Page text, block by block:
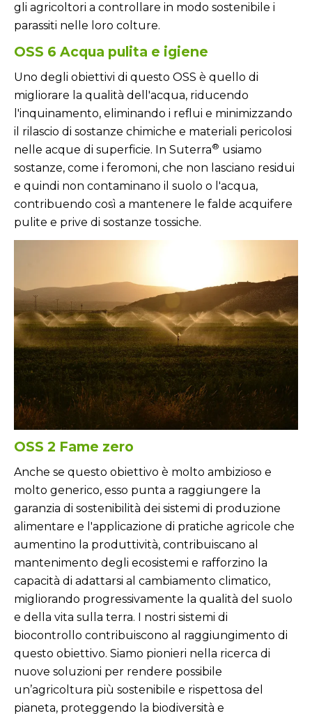
gli agricoltori a controllare in modo sostenibile i
parassiti nelle loro colture.
OSS 6 Acqua pulita e igiene
Uno degli obiettivi di questo OSS è quello di
migliorare la qualità dell'acqua, riducendo
l'inquinamento, eliminando i reflui e minimizzando
il rilascio di sostanze chimiche e materiali pericolosi
nelle acque di superficie. In Suterra® usiamo
sostanze, come i feromoni, che non lasciano residui
e quindi non contaminano il suolo o l'acqua,
contribuendo così a mantenere le falde acquifere
pulite e prive di sostanze tossiche.
OSS 2 Fame zero
Anche se questo obiettivo è molto ambizioso e
molto generico, esso punta a raggiungere la
garanzia di sostenibilità dei sistemi di produzione
alimentare e l'applicazione di pratiche agricole che
aumentino la produttività, contribuiscano al
mantenimento degli ecosistemi e rafforzino la
capacità di adattarsi al cambiamento climatico,
migliorando progressivamente la qualità del suolo
e della vita sulla terra. I nostri sistemi di
biocontrollo contribuiscono al raggiungimento di
questo obiettivo. Siamo pionieri nella ricerca di
nuove soluzioni per rendere possibile
un’agricoltura più sostenibile e rispettosa del
pianeta, proteggendo la biodiversità e